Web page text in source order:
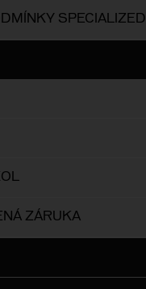
SPECIALIZED
ZÁRUKA